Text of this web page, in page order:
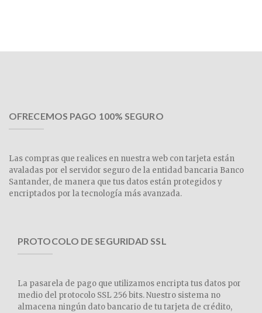
OFRECEMOS PAGO 100% SEGURO
Las compras que realices en nuestra web con tarjeta están
avaladas por el servidor seguro de la entidad bancaria Banco
Santander, de manera que tus datos están protegidos y
encriptados por la tecnología más avanzada.
PROTOCOLO DE SEGURIDAD SSL
La pasarela de pago que utilizamos encripta tus datos por
medio del protocolo SSL 256 bits. Nuestro sistema no
almacena ningún dato bancario de tu tarjeta de crédito,